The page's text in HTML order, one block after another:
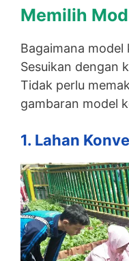
Memilih
Bagaimana
Sesuikan dengan
Tidak perlu
gambaran model
1. Lahan